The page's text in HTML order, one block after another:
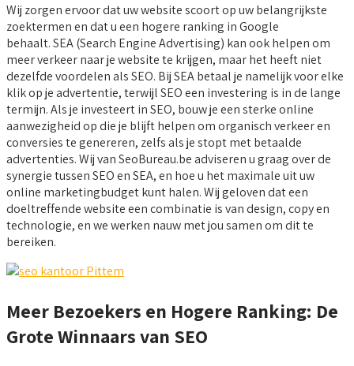
Wij zorgen ervoor dat uw website scoort op uw belangrijkste
zoektermen en dat u een hogere ranking in Google
behaalt. SEA (Search Engine Advertising) kan ook helpen om
meer verkeer naar je website te krijgen, maar het heeft niet
dezelfde voordelen als SEO. Bij SEA betaal je namelijk voor elke
klik op je advertentie, terwijl SEO een investering is in de lange
termijn. Als je investeert in SEO, bouw je een sterke online
aanwezigheid op die je blijft helpen om organisch verkeer en
conversies te genereren, zelfs als je stopt met betaalde
advertenties. Wij van SeoBureau.be adviseren u graag over de
synergie tussen SEO en SEA, en hoe u het maximale uit uw
online marketingbudget kunt halen. Wij geloven dat een
doeltreffende website een combinatie is van design, copy en
technologie, en we werken nauw met jou samen om dit te
bereiken.
Meer Bezoekers en Hogere Ranking: De
Grote Winnaars van SEO